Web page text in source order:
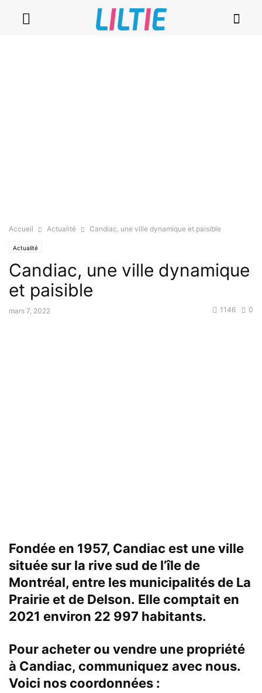
Accueil Actualité Candiac, une ville dynamique et paisible
Actualité
Candiac, une ville dynamique
et paisible
mars 7, 2022 0
1146
Fondée en 1957, Candiac est une ville
située sur la rive sud de l’île de
Montréal, entre les municipalités de La
Prairie et de Delson. Elle comptait en
2021 environ 22 997 habitants.
Pour acheter ou vendre une propriété
à Candiac, communiquez avec nous.
Voici nos coordonnées :